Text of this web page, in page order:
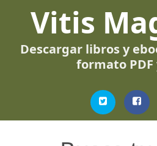
Vitis
Descargar libros y
formato PDF